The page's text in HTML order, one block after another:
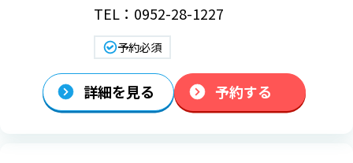
TEL：0952-28-1227
予約必須
詳細を見る 予約する